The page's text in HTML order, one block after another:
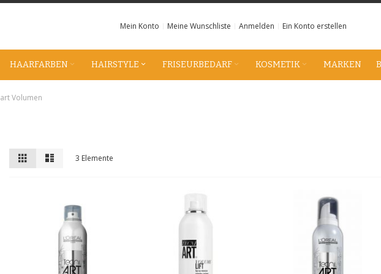
Mein Konto Meine Wunschliste Anmelden Ein Konto erstellen
HAARFARBEN HAIRSTYLE FRISEURBEDARF KOSMETIK MARKEN
Volumen
Anzeigen
als
3 Elemente